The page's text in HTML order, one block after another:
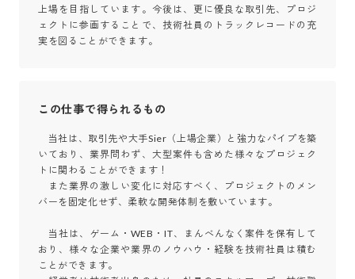
上場を目指しています。今後は、更に優良な取引先、プロジ
ェクトに参画することで、技術社員のトラックレコードの充
実を図ることができます。
この仕事で得られるもの
当社は、取引先や大手Sier（上場企業）と強力なパイプを築
いており、業界問わず、大型案件も含めた様々なプロジェク
トに関わることができます！
また業界の激しい変化に対応すべく、プロジェクトのメン
バーを固定化せず、柔軟な開発体制を敷いています。
当社は、ゲーム・WEB・IT、まんべんなく案件を保有して
おり、様々な企業や業界のノウハウ・経験を技術社員は積む
ことができます。